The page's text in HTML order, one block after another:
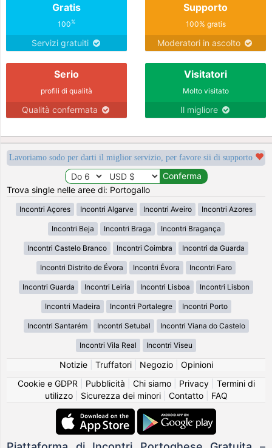
Gratis
100%
Servizi gratuiti
Supporto
100% gratis
Moderatori in ascolto
Serio
profili di qualità
Qualità confermata
Visitatori
Molto visitato
Il migliore
Lavoriamo sodo per darti il miglior servizio, per favore sii di supporto
Trova single nelle aree di: Portogallo
Incontri Açores Incontri Algarve Incontri Aveiro Incontri Azores
Incontri Beja Incontri Braga Incontri Bragança
Incontri Castelo Branco Incontri Coimbra Incontri da Guarda
Incontri Distrito de Évora Incontri Évora Incontri Faro
Incontri Guarda Incontri Leiria Incontri Lisboa Incontri Lisbon
Incontri Madeira Incontri Portalegre Incontri Porto
Incontri Santarém Incontri Setubal Incontri Viana do Castelo
Incontri Vila Real Incontri Viseu
Notizie| Truffatori| Negozio| Opinioni
Cookie e GDPR
Pubblicità Chi siamo| Privacy| Termini di
utilizzo| Sicurezza dei minori| Contatto| FAQ